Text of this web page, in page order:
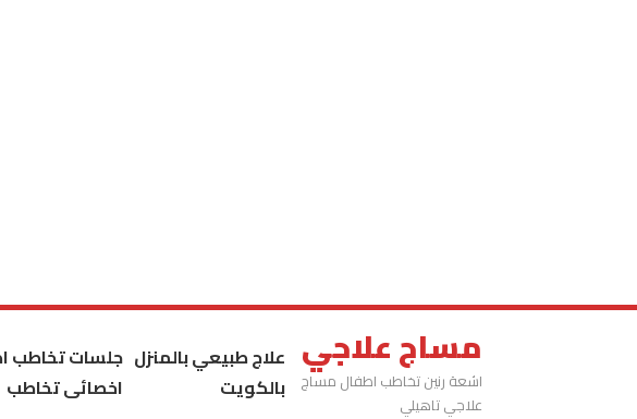
مساج علاجي
اشعة رنين تخاطب اطفال مساج
علاجي تاهيلي
علاج طبيعي بالمنزل
بالكويت
جلسات تخاطب
اخصائى تخاطب